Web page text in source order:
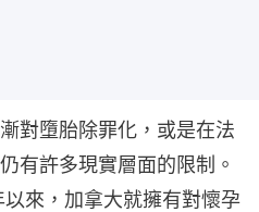
對墮胎除罪化，或是在法
有許多現實層面的限制。
來，加拿大就擁有對懷孕